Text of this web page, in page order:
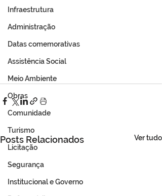
Infraestrutura
Administração
Datas comemorativas
Assistência Social
Meio Ambiente
Obras
Comunidade
Turismo
Licitação
Segurança
Institucional e Governo
Posts Relacionados Ver tudo